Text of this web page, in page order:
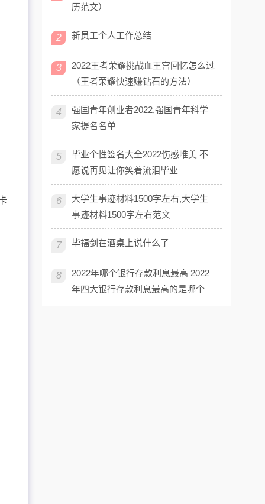
历范文）
2 新员工个人工作总结
3
2022王者荣耀挑战血王宫回忆怎么过
（王者荣耀快速赚钻石的方法）
4
强国青年创业者2022,强国青年科学
家提名名单
5
毕业个性签名大全2022伤感唯美 不
愿说再见让你笑着流泪毕业
6
大学生事迹材料1500字左右,大学生
事迹材料1500字左右范文
7 毕福剑在酒桌上说什么了
8
2022年哪个银行存款利息最高 2022
年四大银行存款利息最高的是哪个